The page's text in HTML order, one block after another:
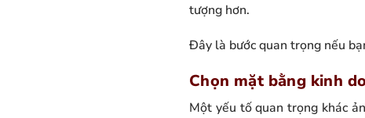
tượng hơn.
Đây là bước quan trọng nếu
Chọn mặt bằng kinh
Một yếu tố quan trọng khác